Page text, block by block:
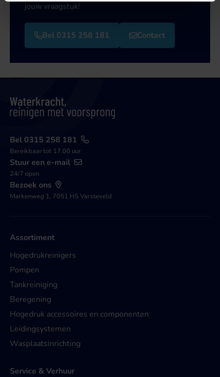
jouw vraagstuk!
Bel 0315 258 181 Contact
Bel 0315 258 181
Bereikbaar tot 17.00 uur
Stuur een e-mail
24/7 open
Bezoek ons
Markenweg 1, 7051 HS Varsseveld
Assortiment
Hogedrukreinigers
Pompen
Tankreiniging
Beregening
Hogedruk accessoires en componenten
Leidingsystemen
Wasplaatsinrichting
Service & Verhuur